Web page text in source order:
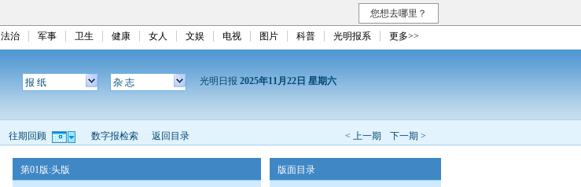
您想去哪里？
法治 军事 卫生 健康 女人 文娱 电视 图片 科普 光明报系 更多>>
报 纸 杂 志 光明日报 2025年11月22日 星期六
< 上一期 下一期 >
往期回顾 数字报检索 返回目录
第01版:头版 版面目录